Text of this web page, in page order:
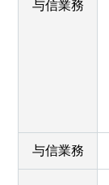
与信業務
与信業務